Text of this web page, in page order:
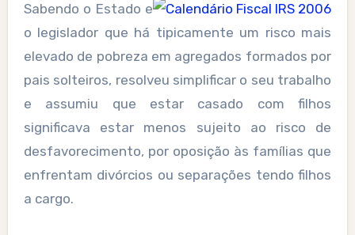
Sabendo o Estado e
o legislador que há tipicamente um risco mais
elevado de pobreza em agregados formados por
pais solteiros, resolveu simplificar o seu trabalho
e assumiu que estar casado com filhos
significava estar menos sujeito ao risco de
desfavorecimento, por oposição às famílias que
enfrentam divórcios ou separações tendo filhos
a cargo.